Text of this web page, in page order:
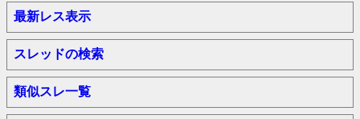
最新レス表示
スレッドの検索
類似スレ一覧